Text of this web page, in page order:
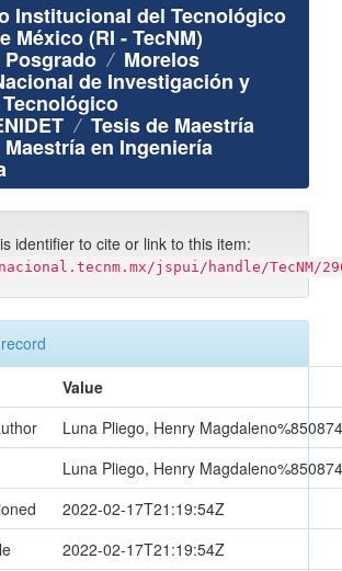
Institucional del Tecnológico
México (RI - TecNM)
Posgrado Morelos
de Investigación y
Tesis de Maestría
en Ingeniería
identifier to cite or link to this item:
jspui/handle/TecNM/
Value
Luna Pliego, Henry Magdaleno%850874
Luna Pliego, Henry Magdaleno%850874
2022-02-17T21:19:54Z
2022-02-17T21:19:54Z